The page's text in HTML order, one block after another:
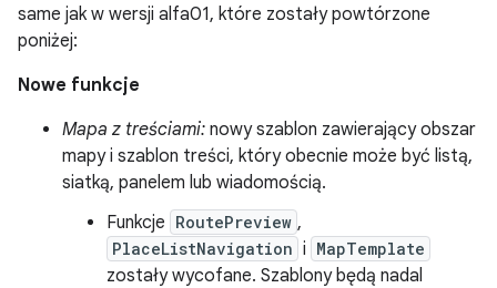
same jak w wersji alfa01, które zostały powtórzone
poniżej:
Nowe funkcje
Mapa z treściami: nowy szablon zawierający obszar
mapy i szablon treści, który obecnie może być listą,
siatką, panelem lub wiadomością.
Funkcje RoutePreview ,
PlaceListNavigation i MapTemplate
zostały wycofane. Szablony będą nadal